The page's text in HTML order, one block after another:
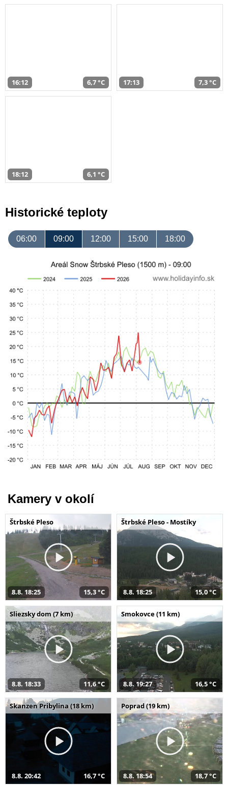
16:12 6,7 °C 17:13 7,3 °C
18:12 6,1 °C
Historické teploty
06:00 09:00 12:00 15:00 18:00
Kamery v okolí
Štrbské Pleso
8.8. 18:25 15,3 °C
Štrbské Pleso - Mostíky
8.8. 18:25 15,0 °C
Sliezsky dom (7 km)
8.8. 18:33 11,6 °C
Smokovce (11 km)
8.8. 19:27 16,5 °C
Skanzen Pribylina (18 km)
8.8. 20:42 16,7 °C
Poprad (19 km)
8.8. 18:54 18,7 °C